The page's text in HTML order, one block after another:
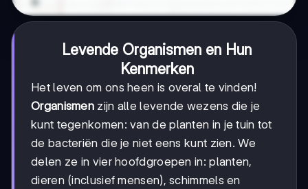
Levende Organismen en Hun
Kenmerken
Het leven om ons heen is overal te vinden!
Organismen zijn alle levende wezens die je
kunt tegenkomen: van de planten in je tuin tot
de bacteriën die je niet eens kunt zien. We
delen ze in vier hoofdgroepen in: planten,
dieren (inclusief mensen), schimmels en